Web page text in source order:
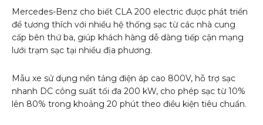
Mercedes-Benz cho biết CLA 200 electric được phát triển
để tương thích với nhiều hệ thống sạc từ các nhà cung
cấp bên thứ ba, giúp khách hàng dễ dàng tiếp cận mạng
lưới trạm sạc tại nhiều địa phương.
Mẫu xe sử dụng nền tảng điện áp cao 800V, hỗ trợ sạc
nhanh DC công suất tối đa 200 kW, cho phép sạc từ 10%
lên 80% trong khoảng 20 phút theo điều kiện tiêu chuẩn.